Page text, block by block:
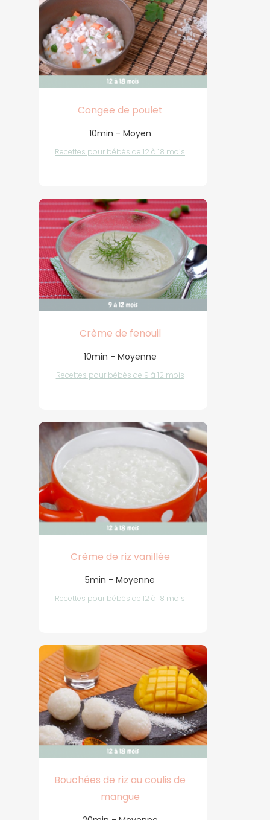
Congee de poulet
10min - Moyen
Recettes pour bébés de 12 à 18 mois
Crème de fenouil
10min - Moyenne
Recettes pour bébés de 9 à 12 mois
Crème de riz vanillée
5min - Moyenne
Recettes pour bébés de 12 à 18 mois
Bouchées de riz au coulis de
mangue